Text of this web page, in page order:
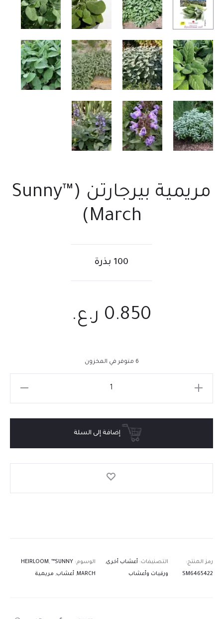
مريمية بيرجارتن (™Sunny
March)
100 بذرة
0.850 ر.ع.
6 متوفر في المخزون
رمز المنتج:
SM6465422
التصنيفات: أعشاب أخرى,
ورقيات وأعشاب
الوسوم: HEIRLOOM, ™SUNNY
MARCH
, أعشاب, مريمية